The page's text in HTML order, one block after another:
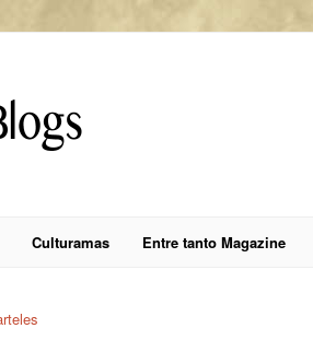
Culturamas Entre tanto Magazine